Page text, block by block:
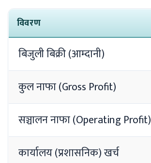
विवरण
बिजुली बिक्री (आम्दानी)
कुल नाफा (Gross Profit)
सञ्चालन नाफा (Operating Profit)
कार्यालय (प्रशासनिक) खर्च